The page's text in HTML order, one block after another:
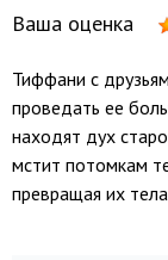
Ваша оценка
Тиффани с
проведать ее
находят дух
мстит потомкам
превращая их